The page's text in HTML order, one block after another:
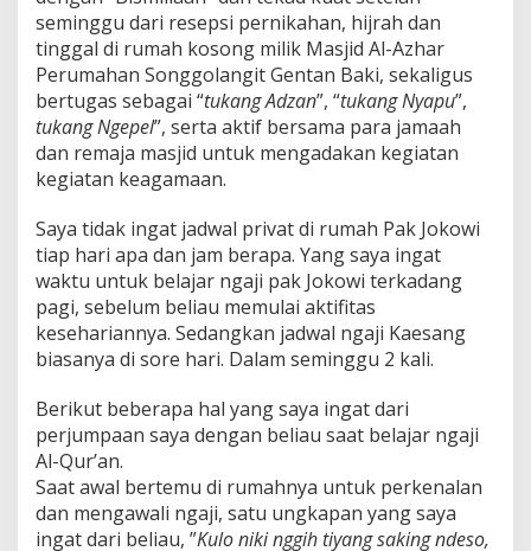
seminggu dari resepsi pernikahan, hijrah dan
tinggal di rumah kosong milik Masjid Al-Azhar
Perumahan Songgolangit Gentan Baki, sekaligus
bertugas sebagai “tukang Adzan”, “tukang Nyapu”,
tukang Ngepel”, serta aktif bersama para jamaah
dan remaja masjid untuk mengadakan kegiatan
kegiatan keagamaan.
Saya tidak ingat jadwal privat di rumah Pak Jokowi
tiap hari apa dan jam berapa. Yang saya ingat
waktu untuk belajar ngaji pak Jokowi terkadang
pagi, sebelum beliau memulai aktifitas
kesehariannya. Sedangkan jadwal ngaji Kaesang
biasanya di sore hari. Dalam seminggu 2 kali.
Berikut beberapa hal yang saya ingat dari
perjumpaan saya dengan beliau saat belajar ngaji
Al-Qur’an.
Saat awal bertemu di rumahnya untuk perkenalan
dan mengawali ngaji, satu ungkapan yang saya
ingat dari beliau, ”Kulo niki nggih tiyang saking ndeso,